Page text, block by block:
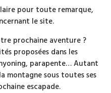
pour toute remarque,
le site.
prochaine aventure ?
proposées dans les
parapente… Autant
montagne sous toutes ses
escapade.